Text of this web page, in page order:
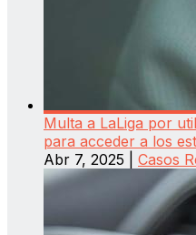
Multa a LaLiga por
para acceder a los
Abr 7, 2025
Casos